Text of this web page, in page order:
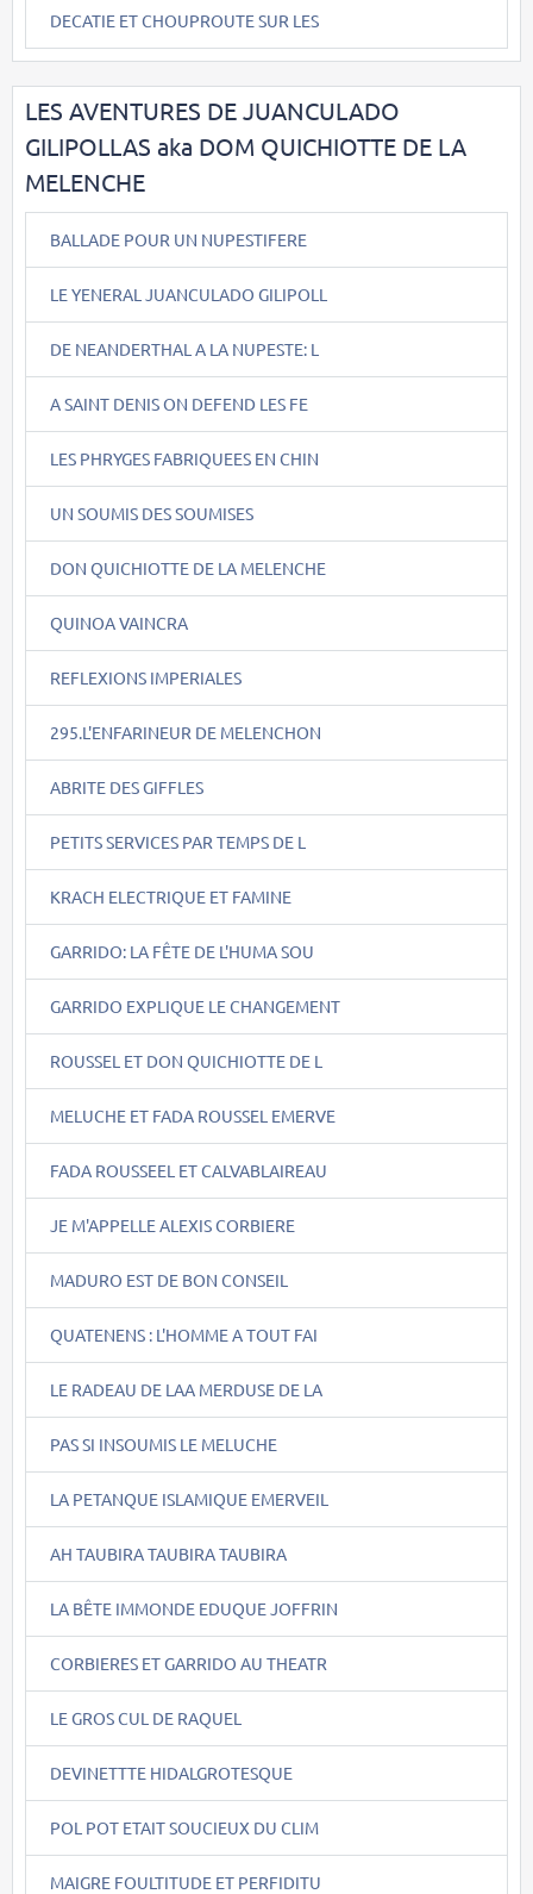
DECATIE ET CHOUPROUTE SUR LES
LES AVENTURES DE JUANCULADO
GILIPOLLAS aka DOM QUICHIOTTE DE LA
MELENCHE
BALLADE POUR UN NUPESTIFERE
LE YENERAL JUANCULADO GILIPOLL
DE NEANDERTHAL A LA NUPESTE: L
A SAINT DENIS ON DEFEND LES FE
LES PHRYGES FABRIQUEES EN CHIN
UN SOUMIS DES SOUMISES
DON QUICHIOTTE DE LA MELENCHE
QUINOA VAINCRA
REFLEXIONS IMPERIALES
295.L'ENFARINEUR DE MELENCHON
ABRITE DES GIFFLES
PETITS SERVICES PAR TEMPS DE L
KRACH ELECTRIQUE ET FAMINE
GARRIDO: LA FÊTE DE L'HUMA SOU
GARRIDO EXPLIQUE LE CHANGEMENT
ROUSSEL ET DON QUICHIOTTE DE L
MELUCHE ET FADA ROUSSEL EMERVE
FADA ROUSSEEL ET CALVABLAIREAU
JE M'APPELLE ALEXIS CORBIERE
MADURO EST DE BON CONSEIL
QUATENENS : L'HOMME A TOUT FAI
LE RADEAU DE LAA MERDUSE DE LA
PAS SI INSOUMIS LE MELUCHE
LA PETANQUE ISLAMIQUE EMERVEIL
AH TAUBIRA TAUBIRA TAUBIRA
LA BÊTE IMMONDE EDUQUE JOFFRIN
CORBIERES ET GARRIDO AU THEATR
LE GROS CUL DE RAQUEL
DEVINETTTE HIDALGROTESQUE
POL POT ETAIT SOUCIEUX DU CLIM
MAIGRE FOULTITUDE ET PERFIDITU